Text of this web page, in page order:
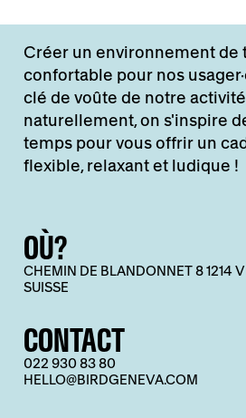
Créer un environnement de
confortable pour nos
clé de voûte de notre
naturellement, on s'inspire
temps pour vous offrir un
flexible, relaxant et ludique !
OÙ?
CHEMIN DE BLANDONNET 8 1214
SUISSE
CONTACT
022 930 83 80
HELLO@BIRDGENEVA.COM